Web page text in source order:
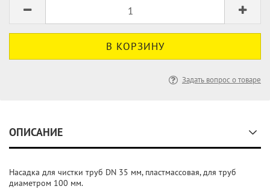
Задать вопрос о товаре
ОПИСАНИЕ
Насадка для чистки труб DN 35 мм, пластмассовая, для труб
диаметром 100 мм.